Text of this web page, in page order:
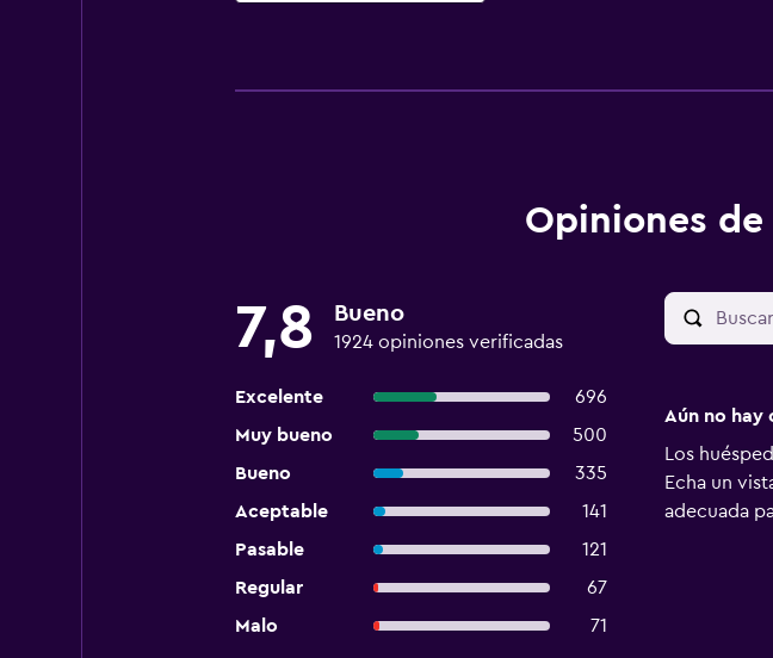
Opiniones
7,8 Bueno
1924 opiniones verificadas
Excelente
696
Muy bueno
500
Bueno
335
Aceptable
141
Pasable
121
Regular
67
Malo
71
Aún no hay
Los
Echa un
adecuada